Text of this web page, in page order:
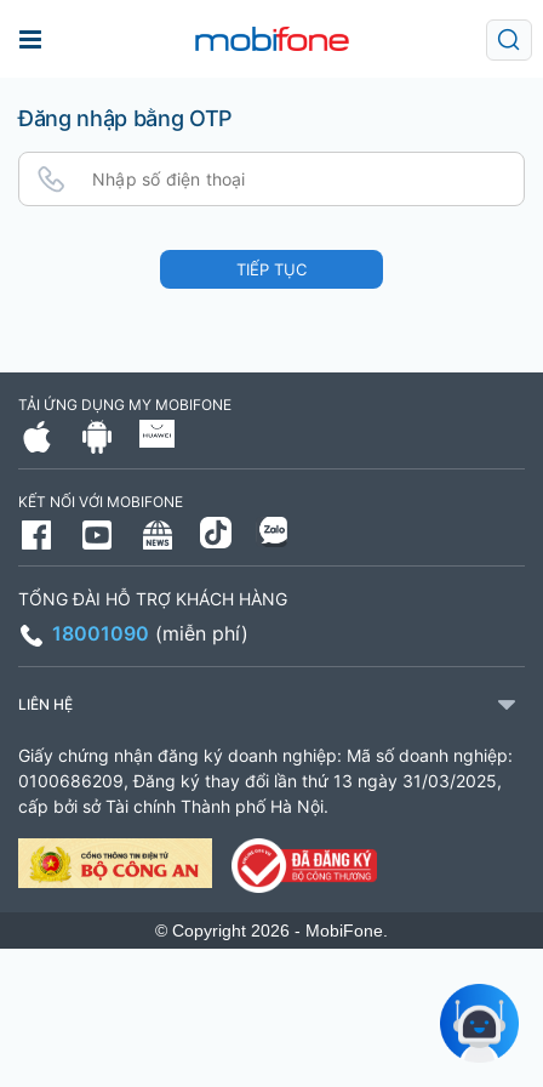
Đăng nhập bằng OTP
TIẾP TỤC
TẢI ỨNG DỤNG MY MOBIFONE
KẾT NỐI VỚI MOBIFONE
TỔNG ĐÀI HỖ TRỢ KHÁCH HÀNG
18001090 (miễn phí)
LIÊN HỆ
Giấy chứng nhận đăng ký doanh nghiệp: Mã số doanh nghiệp:
0100686209, Đăng ký thay đổi lần thứ 13 ngày 31/03/2025,
cấp bởi sở Tài chính Thành phố Hà Nội.
© Copyright 2026 - MobiFone.